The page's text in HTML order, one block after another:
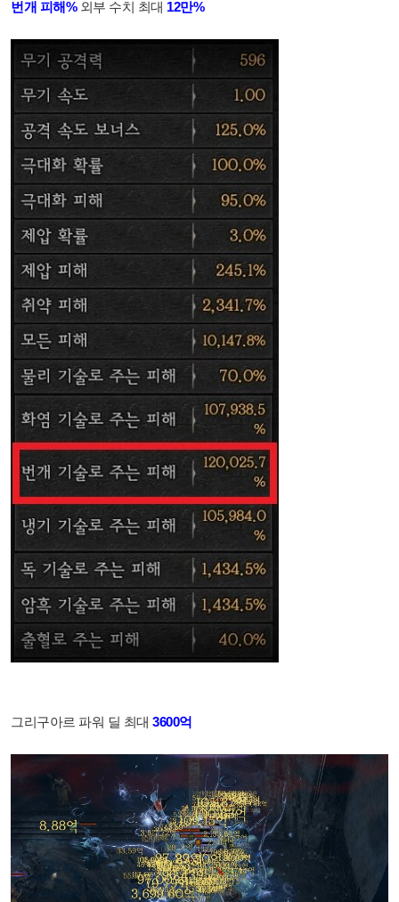
번개 피해%외부 수치 최대 12만%
그리구아르 파워 딜 최대 3600억